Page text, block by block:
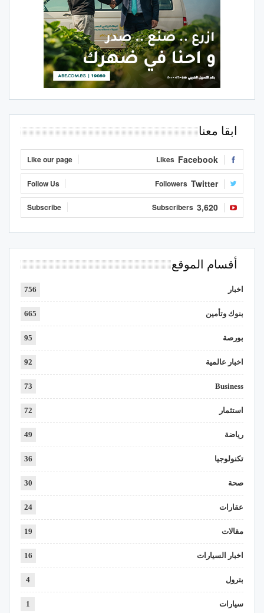
ابقا معنا
Facebook
Likes
Like our page
Twitter
Followers
Follow Us
3,620
Subscribers
Subscribe
أقسام الموقع
اخبار 756
بنوك وتأمين 665
بورصة 95
اخبار عالمية 92
Business
73
استثمار 72
رياضة 49
تكنولوجيا 36
صحة 30
عقارات 24
مقالات 19
اخبار السيارات 16
بترول 4
سيارات 1